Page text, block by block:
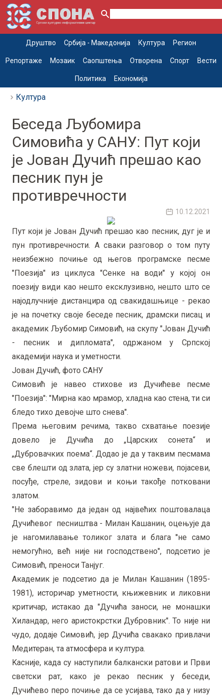
Друштво Србија - Македонија Култура Регион
Репортаже Мозаик Саопштења Отворена Спорт Вести
Политика Економија
Култура
Беседа Љубомира
Симовића у САНУ: Пут који
је Јован Дучић прешао као
песник пун је
противречности
10.12.2021
Пут који је Јован Дучић прешао као песник, дуг је и
пун противречности. А сваки разговор о том путу
неизбежно почиње од његов програмске песме
"Поезија" из циклуса "Сенке на води" у којој он
поезију види као нешто ексклузивно, нешто што се
најодлучније дистанцира од свакидашњице - рекао
је на почетку своје беседе песник, драмски писац и
академик Љубомир Симовић, на скупу "Јован Дучић
- песник и дипломата", одржаном у Српској
академији наука и уметности.
Јован Дучић, фото САНУ
Симовић је навео стихове из Дучићеве песме
"Поезија": "Мирна као мрамор, хладна као стена, ти си
бледо тихо девојче што снева".
Према његовим речима, такво схватање поезије
довело је Дучића до „Царских сонета“ и
„Дубровачких поема“. Додао је да у таквим песмама
све блешти од злата, јер су златни ножеви, појасеви,
посуђе, стреле, зидови и коњи такође потковани
златом.
"Не заборавимо да један од највећих поштовалаца
Дучићевог песништва - Милан Kашанин, оцењује да
је нагомилавање толиког злата и блага ''не само
немогућно, већ није ни господствено", подсетио је
Симовић, преноси Танјуг.
Академик је подсетио да је Милан Kашанин (1895-
1981), историчар уметности, књижевник и ликовни
критичар, истакао да "Дучића заноси, не монашки
Хиландар, него аристокрстки Дубровник". То није ни
чудо, додаје Симовић, јер Дучића свакако привлачи
Медитеран, та атмосфера и култура.
Kасније, када су наступили балкански ратови и Први
светски рат, како је рекао песник у беседи,
Дучићево перо почиње да се усијава, тако да у низу